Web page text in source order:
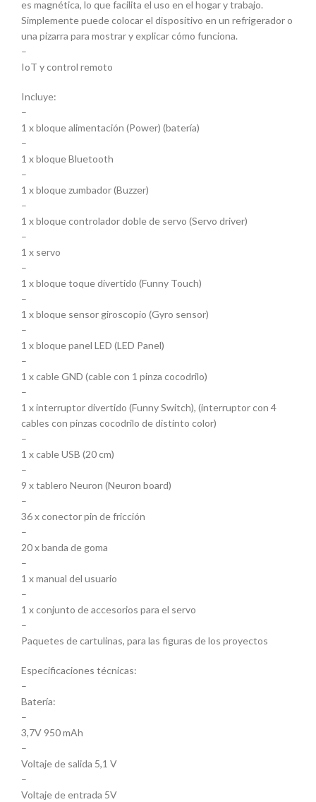
es magnética, lo que facilita el uso en el hogar y trabajo.
Simplemente puede colocar el dispositivo en un refrigerador o
una pizarra para mostrar y explicar cómo funciona.
–
IoT y control remoto
Incluye:
–
1 x bloque alimentación (Power) (batería)
–
1 x bloque Bluetooth
–
1 x bloque zumbador (Buzzer)
–
1 x bloque controlador doble de servo (Servo driver)
–
1 x servo
–
1 x bloque toque divertido (Funny Touch)
–
1 x bloque sensor giroscopio (Gyro sensor)
–
1 x bloque panel LED (LED Panel)
–
1 x cable GND (cable con 1 pinza cocodrilo)
–
1 x interruptor divertido (Funny Switch), (interruptor con 4
cables con pinzas cocodrilo de distinto color)
–
1 x cable USB (20 cm)
–
9 x tablero Neuron (Neuron board)
–
36 x conector pin de fricción
–
20 x banda de goma
–
1 x manual del usuario
–
1 x conjunto de accesorios para el servo
–
Paquetes de cartulinas, para las figuras de los proyectos
Especificaciones técnicas:
–
Batería:
–
3,7V 950 mAh
–
Voltaje de salida 5,1 V
–
Voltaje de entrada 5V